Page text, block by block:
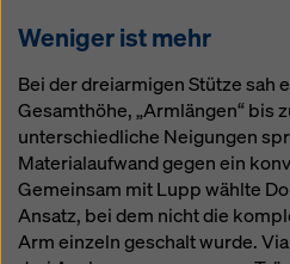
Weniger ist mehr
Bei der dreiarmigen Stütze sah
Gesamthöhe, „Armlängen“ bis
unterschiedliche Neigungen
Materialaufwand gegen ein
Gemeinsam mit Lupp wählte
Ansatz, bei dem nicht die
Arm einzeln geschalt wurde.